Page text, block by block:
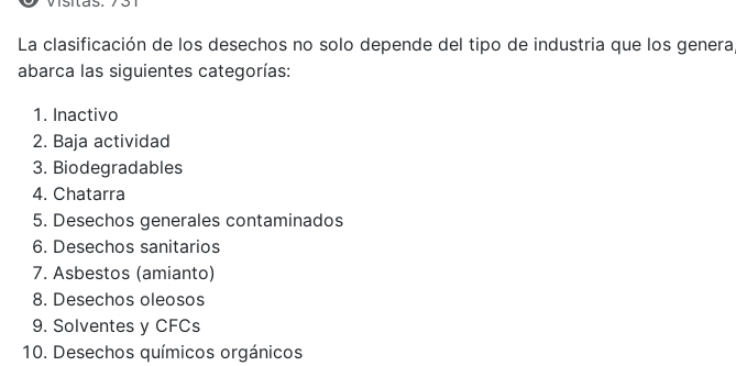
La clasificación de los desechos no solo depende del tipo de industria que los
abarca las siguientes categorías:
Inactivo
Baja actividad
Biodegradables
Chatarra
Desechos generales contaminados
Desechos sanitarios
Asbestos (amianto)
Desechos oleosos
Solventes y CFCs
Desechos químicos orgánicos